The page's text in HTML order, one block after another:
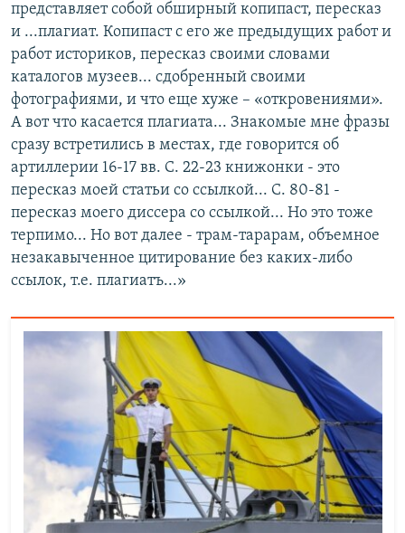
представляет собой обширный копипаст, пересказ
и ...плагиат. Копипаст с его же предыдущих работ и
работ историков, пересказ своими словами
каталогов музеев... сдобренный своими
фотографиями, и что еще хуже – «откровениями».
А вот что касается плагиата... Знакомые мне фразы
сразу встретились в местах, где говорится об
артиллерии 16-17 вв. С. 22-23 книжонки - это
пересказ моей статьи со ссылкой... С. 80-81 -
пересказ моего диссера со ссылкой... Но это тоже
терпимо... Но вот далее - трам-тарарам, объемное
незакавыченное цитирование без каких-либо
ссылок, т.е. плагиатъ...»